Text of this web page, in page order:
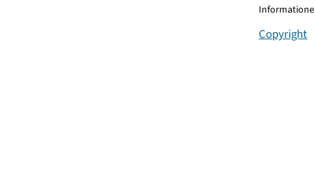
Copyright